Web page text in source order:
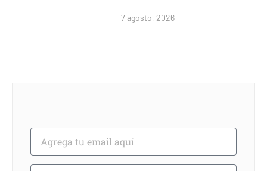
7 agosto, 2026